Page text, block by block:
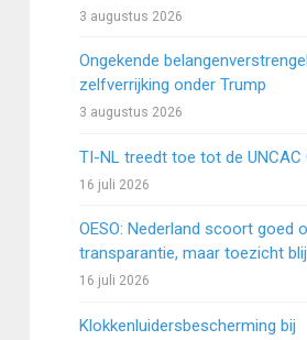
3 augustus 2026
Ongekende
zelfverrijking onder Trump
3 augustus 2026
TI-NL treedt toe tot de UNCAC
16 juli 2026
OESO: Nederland scoort goed
transparantie, maar toezicht
16 juli 2026
Klokkenluidersbescherming bij